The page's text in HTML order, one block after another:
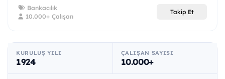
Bankacılık
10.000+ Çalışan
Takip Et
KURULUŞ YILI
1924
ÇALIŞAN SAYISI
10.000+